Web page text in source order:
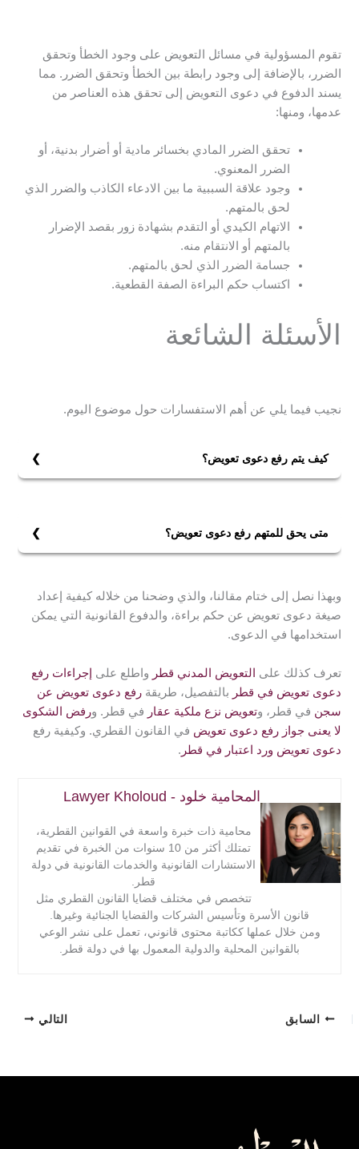
تقوم المسؤولية في مسائل التعويض على وجود الخطأ وتحقق
الضرر، بالإضافة إلى وجود رابطة بين الخطأ وتحقق الضرر. مما
يسند الدفوع في دعوى التعويض إلى تحقق هذه العناصر من
عدمها، ومنها:
تحقق الضرر المادي بخسائر مادية أو أضرار بدنية، أو
الضرر المعنوي.
وجود علاقة السببية ما بين الادعاء الكاذب والضرر الذي
لحق بالمتهم.
الاتهام الكيدي أو التقدم بشهادة زور بقصد الإضرار
بالمتهم أو الانتقام منه.
جسامة الضرر الذي لحق بالمتهم.
اكتساب حكم البراءة الصفة القطعية.
الأسئلة الشائعة
نجيب فيما يلي عن أهم الاستفسارات حول موضوع اليوم.
كيف يتم رفع دعوى تعويض؟
المختصة وتحديد موعد لنظرها.
متى يحق للمتهم رفع دعوى تعويض؟
لا يمكن الاعتراض عليه ونقضه.
وبهذا نصل إلى ختام مقالنا، والذي وضحنا من خلاله كيفية إعداد
صيغة دعوى تعويض عن حكم براءة، والدفوع القانونية التي يمكن
استخدامها في الدعوى.
تعرف كذلك على التعويض المدني قطر واطلع على إجراءات رفع
دعوى تعويض في قطر بالتفصيل، طريقةرفع دعوى تعويض عن
سجن في قطر، وتعويض نزع ملكية عقار في قطر. ورفض الشكوى
لا يعنى جواز رفع دعوى تعويض في القانون القطري. وكيفية رفع
دعوى تعويض ورد اعتبار في قطر .
المحامية خلود - Lawyer Kholoud
محامية ذات خبرة واسعة في القوانين القطرية،
تمتلك أكثر من 10 سنوات من الخبرة في تقديم
الاستشارات القانونية والخدمات القانونية في دولة
قطر.
تتخصص في مختلف قضايا القانون القطري مثل
قانون الأسرة وتأسيس الشركات والقضايا الجنائية وغيرها.
ومن خلال عملها ككاتبة محتوى قانوني، تعمل على نشر الوعي
بالقوانين المحلية والدولية المعمول بها في دولة قطر.
السابق التالي